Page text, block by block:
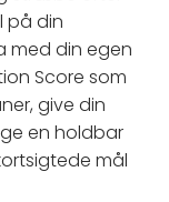
på din
med din egen
Score som
give din
en holdbar
mål